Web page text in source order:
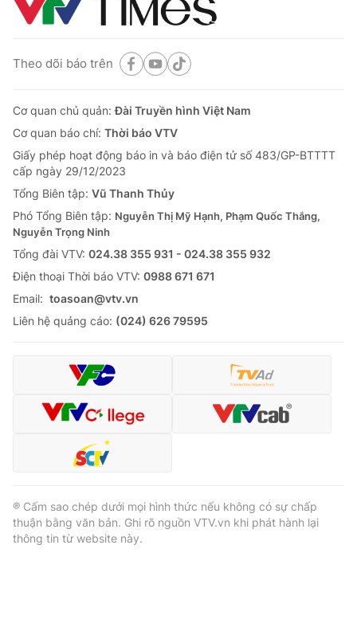
Theo dõi báo trên
Cơ quan chủ quản:Đài Truyền hình Việt Nam
Cơ quan báo chí: Thời báo VTV
Giấy phép hoạt động báo in và báo điện tử số 483/GP-BTTTT
cấp ngày 29/12/2023
Tổng Biên tập: Vũ Thanh Thủy
Phó Tổng Biên tập: Nguyễn Thị Mỹ Hạnh, Phạm Quốc Thắng,
Nguyễn Trọng Ninh
Tổng đài VTV: 024.38 355 931 - 024.38 355 932
Ðiện thoại Thời báo VTV: 0988 671 671
Email: toasoan@vtv.vn
Liên hệ quảng cáo: (024) 626 79595
® Cấm sao chép dưới mọi hình thức nếu không có sự chấp
thuận bằng văn bản. Ghi rõ nguồn VTV.vn khi phát hành lại
thông tin từ website này.